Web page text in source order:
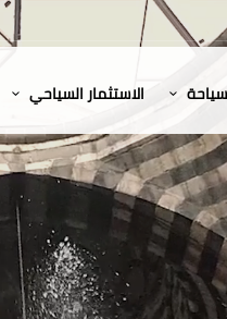
الاستثمار السياحي